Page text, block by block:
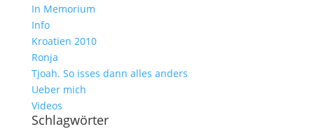
In Memorium
Info
Kroatien 2010
Ronja
Tjoah. So isses dann alles anders
Ueber mich
Videos
Schlagwörter